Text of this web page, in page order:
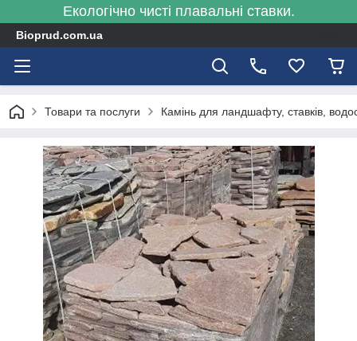
Екологічно чисті плавальні ставки.
Bioprud.com.ua
Товари та послуги Камінь для ландшафту, ставків,